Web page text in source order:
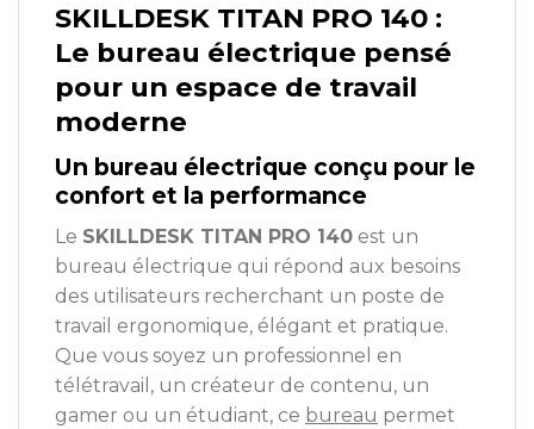
SKILLDESK TITAN PRO 140 :
Le bureau électrique pensé
pour un espace de travail
moderne
Un bureau électrique conçu pour le
confort et la performance
Le SKILLDESK TITAN PRO 140 est un
bureau électrique qui répond aux besoins
des utilisateurs recherchant un poste de
travail ergonomique, élégant et pratique.
Que vous soyez un professionnel en
télétravail, un créateur de contenu, un
gamer ou un étudiant, ce bureau permet